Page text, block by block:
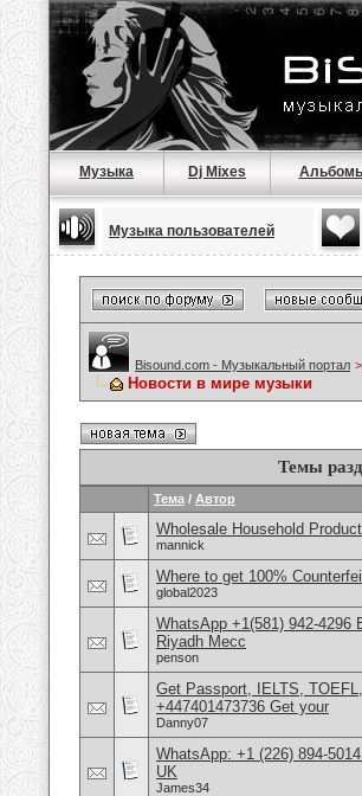
Музыка Dj Mixes
Музыка пользователей
Bisound.com - Музыкальный портал >
Новости в мире музыки
Темы
Тема / Автор
Wholesale Household
mannick
Where to get 100%
global2023
WhatsApp +1(581) 942-4296
Riyadh Mecc
penson
Get Passport, IELTS,
+447401473736 Get your
Danny07
WhatsApp: +1 (226) 894-
UK
James34